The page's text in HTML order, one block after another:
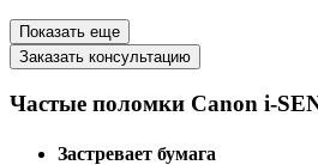
Показать еще
Заказать консультацию
Частые поломки Canon i-
Застревает бумага